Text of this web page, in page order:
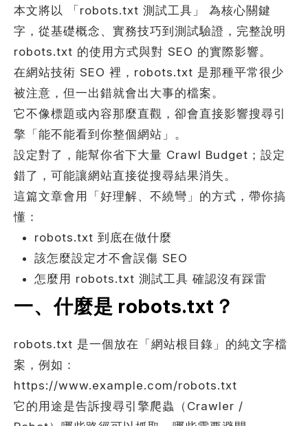
本文將以 「robots.txt 測試工具」 為核心關鍵
字，從基礎概念、實務技巧到測試驗證，完整說明
robots.txt 的使用方式與對 SEO 的實際影響。
在網站技術 SEO 裡，robots.txt 是那種平常很少
被注意，但一出錯就會出大事的檔案。
它不像標題或內容那麼直觀，卻會直接影響搜尋引
擎「能不能看到你整個網站」。
設定對了，能幫你省下大量 Crawl Budget；設定
錯了，可能讓網站直接從搜尋結果消失。
這篇文章會用「好理解、不繞彎」的方式，帶你搞
懂：
robots.txt 到底在做什麼
該怎麼設定才不會誤傷 SEO
怎麼用 robots.txt 測試工具 確認沒有踩雷
一、什麼是 robots.txt？
robots.txt 是一個放在「網站根目錄」的純文字檔
案，例如：
https://www.example.com/robots.txt
它的用途是告訴搜尋引擎爬蟲（Crawler /
案件報價 合作提案
使用線上訂房系統 其他洽詢問題
完成時間 ※
建置預算
網站
確認送出